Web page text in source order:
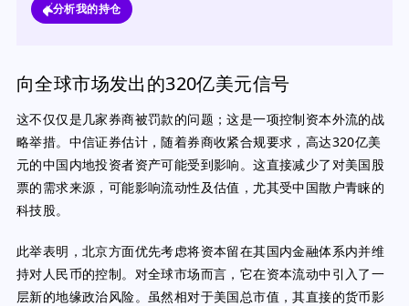
分析我的持仓
向全球市场发出的320亿美元信号
这不仅仅是几家券商被罚款的问题；这是一项控制资本外流的战
略举措。中信证券估计，随着券商收紧合规要求，高达320亿美
元的中国内地投资者资产可能受到影响。这直接减少了对美国股
票的需求来源，可能影响流动性及估值，尤其受中国散户青睐的
科技股。
此举表明，北京方面优先考虑将资本留在其国内金融体系内并维
持对人民币的控制。对全球市场而言，它在资本流动中引入了一
层新的地缘政治风险。虽然相对于美国总市值，其直接的货币影